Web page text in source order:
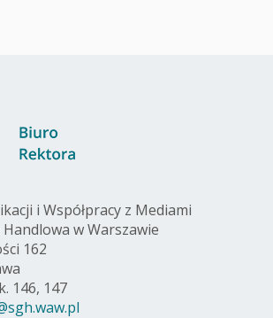
i Współpracy z Mediami
Handlowa w Warszawie
162
146, 147